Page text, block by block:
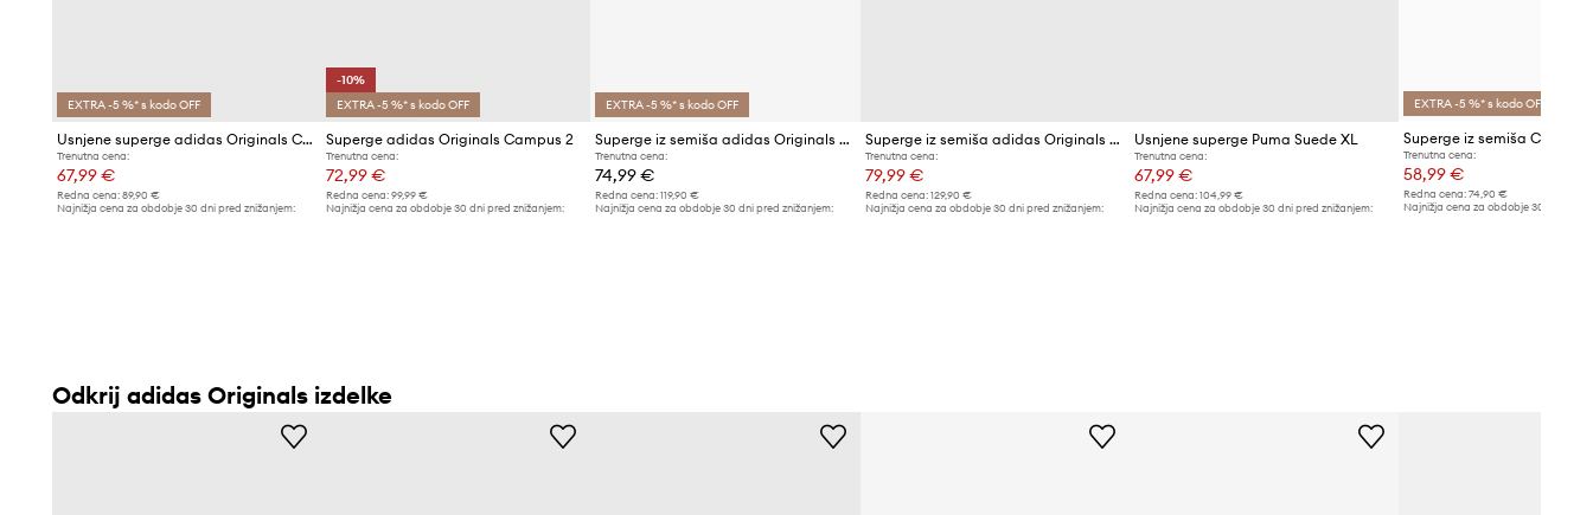
EXTRA -5 %* s kodo OFF
Usnjene superge adidas Originals Campus 00s J
Trenutna cena:
67,99 €
Redna cena: 89,90 €
Najnižja cena za obdobje 30 dni pred znižanjem:
-10%
EXTRA -5 %* s kodo OFF
Superge adidas Originals Campus 2
Trenutna cena:
72,99 €
Redna cena:99,99 €
Najnižja cena za obdobje 30 dni pred znižanjem:
EXTRA -5 %* s kodo OFF
Superge iz semiša adidas Originals Campus 00s
Trenutna cena:
74,99 €
Redna cena: 119,90 €
Najnižja cena za obdobje 30 dni pred znižanjem:
Superge iz semiša adidas Originals Gazelle Indoor
Trenutna cena:
79,99 €
Redna cena: 129,90 €
Najnižja cena za obdobje 30 dni pred znižanjem:
Usnjene superge Puma Suede XL
Trenutna cena:
67,99 €
Redna cena:104,99 €
Najnižja cena za obdobje 30 dni pred znižanjem:
EXTRA -5 %* s kodo OFF
Trenutna cena:
58,99 €
Redna cena: 74,90 €
Najnižja cena za obdobje 30 dni pred
Odkrij adidas Originals izdelke